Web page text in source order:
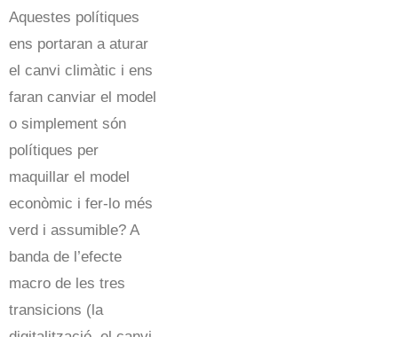
Aquestes polítiques
ens portaran a aturar
el canvi climàtic i ens
faran canviar el model
o simplement són
polítiques per
maquillar el model
econòmic i fer-lo més
verd i assumible? A
banda de l’efecte
macro de les tres
transicions (la